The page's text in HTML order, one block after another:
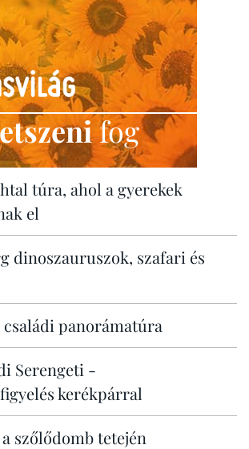
fog
túra, ahol a gyerekek
el
dinoszauruszok, szafari és
családi panorámatúra
Serengeti -
kerékpárral
szőlődomb tetején